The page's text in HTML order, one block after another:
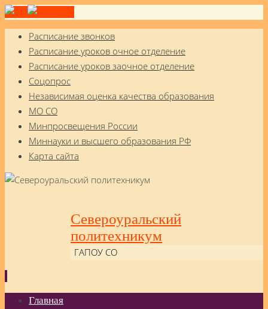
Расписание звонков
Расписание уроков очное отделение
Расписание уроков заочное отделение
Соцопрос
Независимая оценка качества образования
МО СО
Минпросвещения России
Миннауки и высшего образования РФ
Карта сайта
Североуральский
политехникум
ГАПОУ СО
ПерейтиГлавная